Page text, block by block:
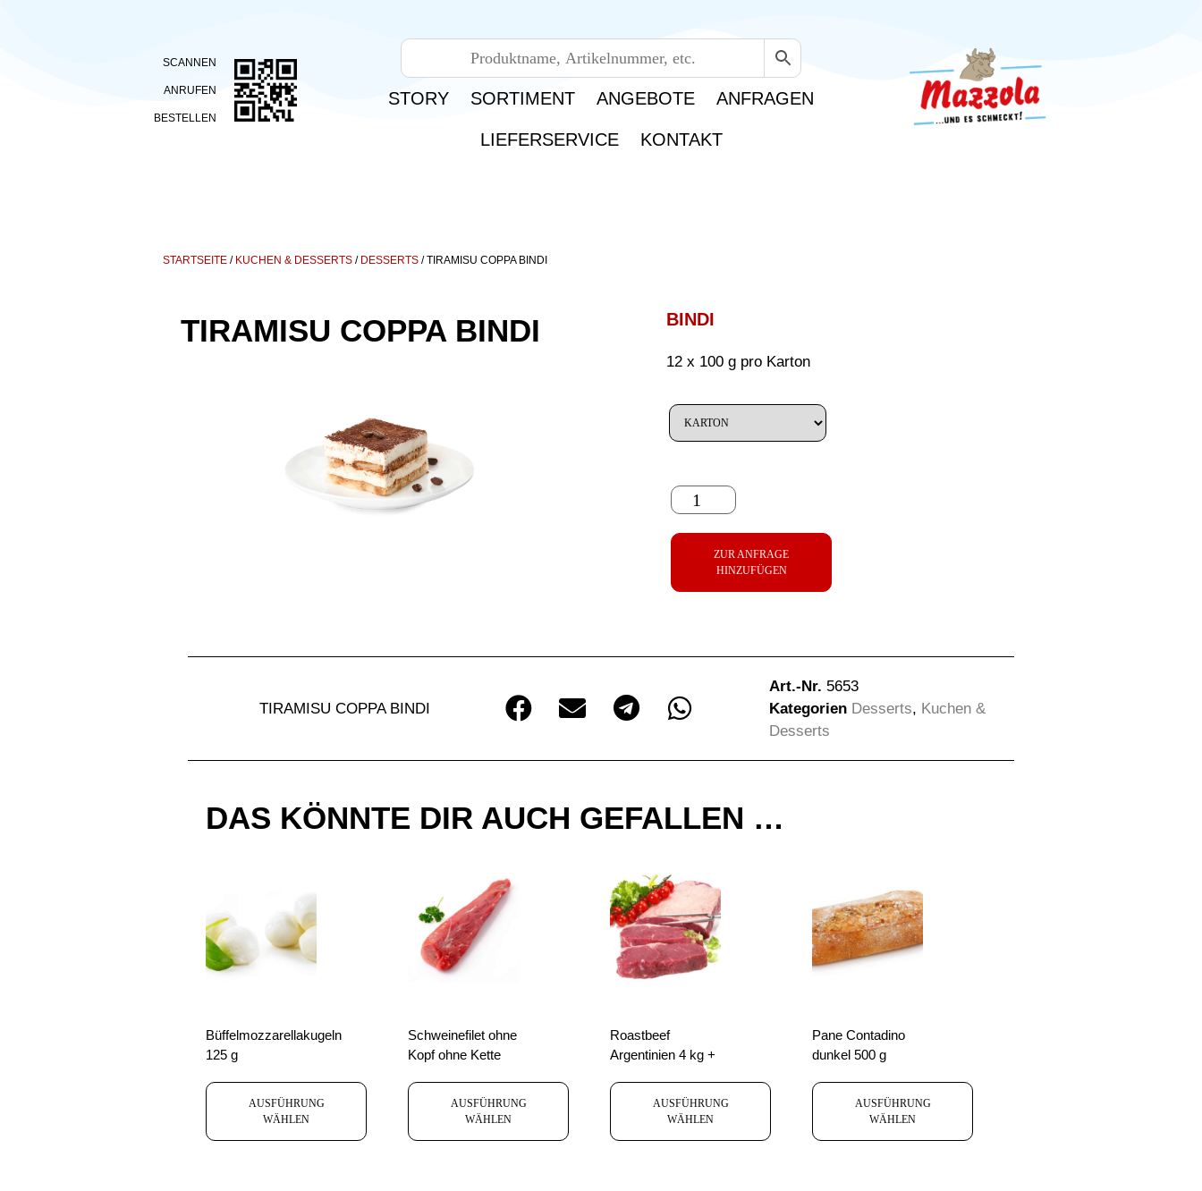
SCANNEN
ANRUFEN
BESTELLEN
STORY SORTIMENT ANGEBOTE ANFRAGEN
LIEFERSERVICE KONTAKT
STARTSEITE / KUCHEN & DESSERTS / DESSERTS / TIRAMISU COPPA BINDI
TIRAMISU COPPA BINDI BINDI
12 x 100 g pro Karton
ZUR ANFRAGE
HINZUFÜGEN
TIRAMISU COPPA BINDI
Art.-Nr. 5653
Kategorien Desserts, Kuchen &
Desserts
DAS KÖNNTE DIR AUCH GEFALLEN …
Büffelmozzarellakugeln
125 g
AUSFÜHRUNG
WÄHLEN
Schweinefilet ohne
Kopf ohne Kette
AUSFÜHRUNG
WÄHLEN
Roastbeef
Argentinien 4 kg +
AUSFÜHRUNG
WÄHLEN
Pane Contadino
dunkel 500 g
AUSFÜHRUNG
WÄHLEN